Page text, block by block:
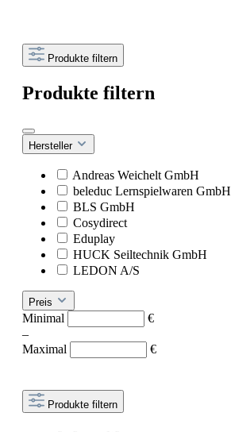
Produkte filtern
Produkte filtern
Hersteller
Andreas Weichelt GmbH
beleduc Lernspielwaren GmbH
BLS GmbH
Cosydirect
Eduplay
HUCK Seiltechnik GmbH
LEDON A/S
Preis
Minimal
€
–
Maximal
€
Produkte filtern